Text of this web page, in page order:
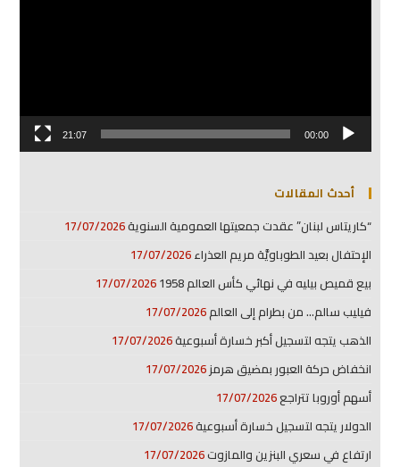
00:00
21:07
أحدث المقالات
“كاريتاس لبنان” عقدت جمعيتها العمومية السنوية17/07/2026
الإحتفال بعيد الطوباويَّة مريم العذراء17/07/2026
بيع قميص بيليه في نهائي كأس العالم 1958
17/07/2026
فيليب سالم… من بطرام إلى العالم17/07/2026
الذهب يتجه لتسجيل أكبر خسارة أسبوعية17/07/2026
انخفاض حركة العبور بمضيق هرمز17/07/2026
أسهم أوروبا تتراجع17/07/2026
الدولار يتجه لتسجيل خسارة أسبوعية17/07/2026
ارتفاع في سعري البنزين والمازوت17/07/2026